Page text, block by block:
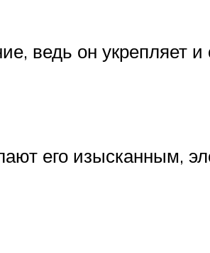
ведь он укрепляет и
его изысканным,